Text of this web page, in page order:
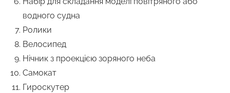
водного судна
Ролики
Велосипед
Нічник з проекцією зоряного неба
Самокат
Гироскутер